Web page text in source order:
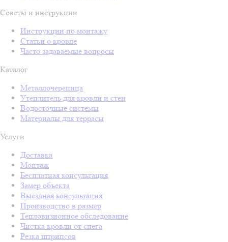
Советы и инструкции
Инструкции по монтажу
Статьи о кровле
Часто задаваемые вопросы
Каталог
Металлочерепица
Утеплитель для кровли и стен
Водосточные системы
Материалы для террасы
Услуги
Доставка
Монтаж
Бесплатная консультация
Замер объекта
Выездная консультация
Производство в размер
Тепловизионное обследование
Чистка кровли от снега
Резка штрипсов